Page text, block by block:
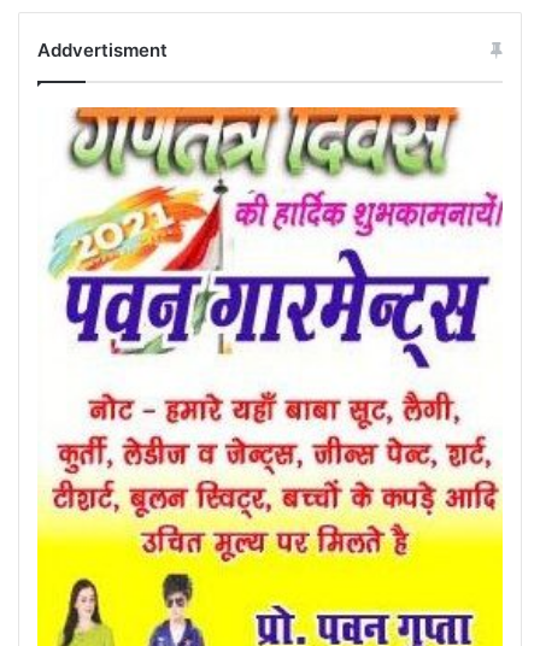
Addvertisment